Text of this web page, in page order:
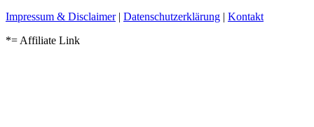
Impressum & Disclaimer| Datenschutzerklärung | Kontakt
*= Affiliate Link